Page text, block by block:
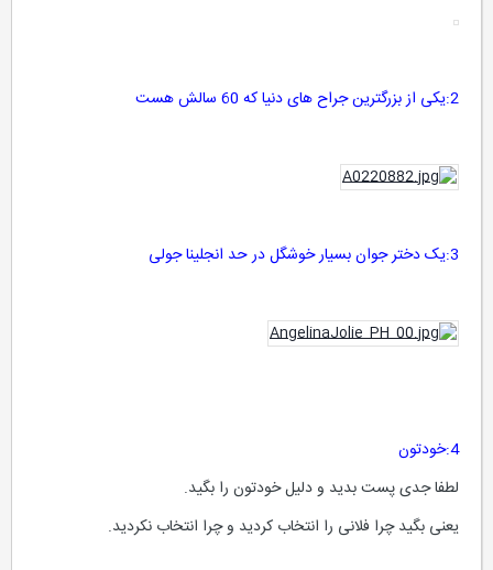
لطفا جدی پست بدید و دلیل خودتون را بگید.
یعنی بگید چرا فلانی را انتخاب کردید و چرا انتخاب نکردید.